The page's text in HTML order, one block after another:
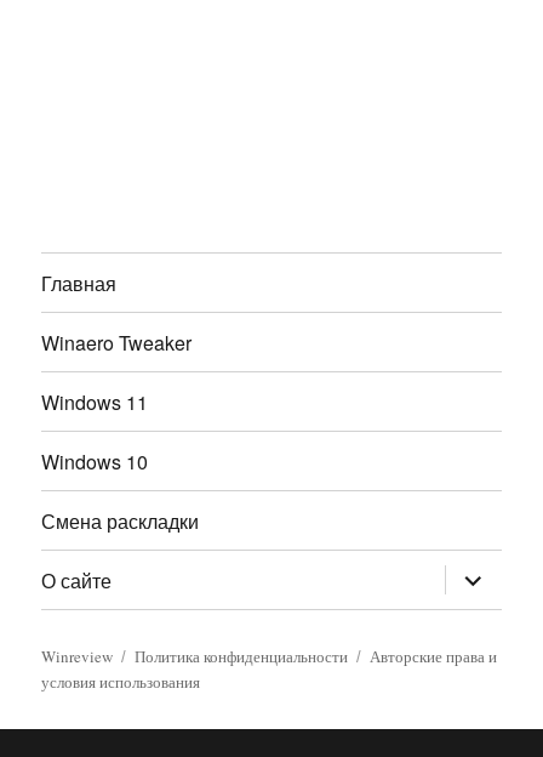
Главная
Winaero Tweaker
Windows 11
Windows 10
Смена раскладки
О сайте раскрыть
дочернее
меню
Winreview Политика конфиденциальности
Авторские права и
условия использования